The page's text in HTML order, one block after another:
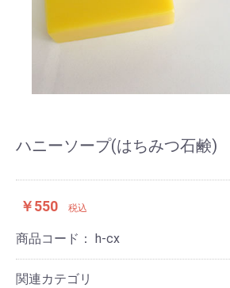
ハニーソープ(はちみつ石鹸)
￥550 税込
商品コード： h-cx
関連カテゴリ